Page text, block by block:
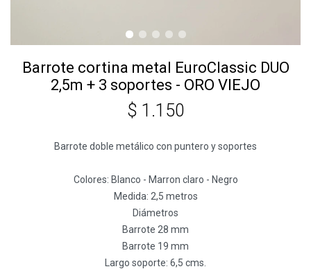
Barrote cortina metal EuroClassic DUO
2,5m + 3 soportes - ORO VIEJO
$ 1.150
Barrote doble metálico con puntero y soportes
Colores: Blanco - Marron claro - Negro
Medida: 2,5 metros
Diámetros
Barrote 28 mm
Barrote 19 mm
Largo soporte: 6,5 cms.